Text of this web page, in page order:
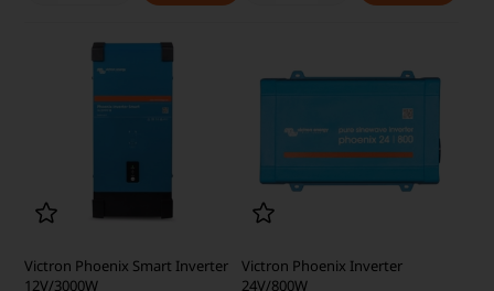
Victron Phoenix Smart Inverter
12V/3000W
Victron Phoenix Inverter
24V/800W